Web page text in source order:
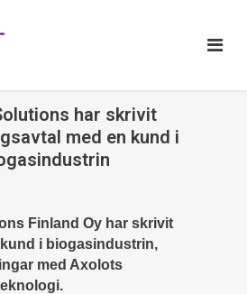
har skrivit
med en kund i
Finland Oy har skrivit
i biogasindustrin,
med Axolots